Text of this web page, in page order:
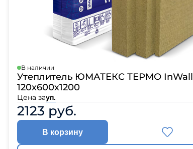
В наличии
Утеплитель ЮМАТЕКС ТЕРМО InWall
120х600х1200
Цена зауп.
2123 руб.
В корзину